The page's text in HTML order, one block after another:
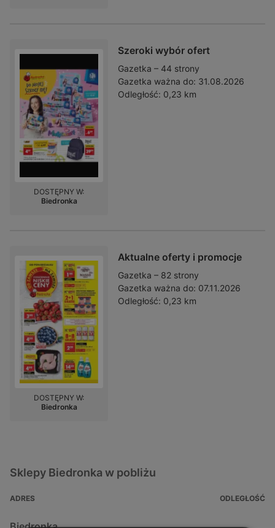
Szeroki wybór ofert
Gazetka – 44 strony
Gazetka ważna do: 31.08.2026
Odległość: 0,23 km
DOSTĘPNY W:
Biedronka
Aktualne oferty i promocje
Gazetka – 82 strony
Gazetka ważna do: 07.11.2026
Odległość: 0,23 km
DOSTĘPNY W:
Biedronka
Sklepy Biedronka w pobliżu
ADRES ODLEGŁOŚĆ